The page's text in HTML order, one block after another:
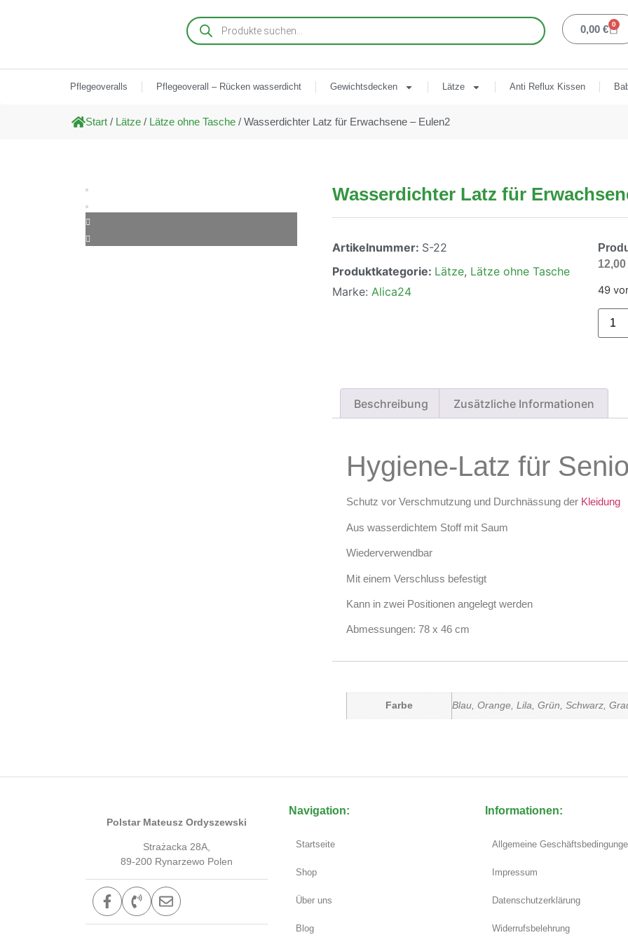
0,00 € 0
Pflegeoveralls Pflegeoverall – Rücken wasserdicht Gewichtsdecken Lätze Anti Reflux Kissen
Start / Lätze / Lätze ohne Tasche / Wasserdichter Latz für Erwachsene – Eulen2
Wasserdichter Latz für
Artikelnummer: S-22
Produktkategorie: Lätze, Lätze ohne Tasche
Marke: Alica24
12,00
49
Beschreibung Zusätzliche Informationen
Hygiene-Latz für
Schutz vor Verschmutzung und Durchnässung der Kleidung
Aus wasserdichtem Stoff mit Saum
Wiederverwendbar
Mit einem Verschluss befestigt
Kann in zwei Positionen angelegt werden
Abmessungen: 78 x 46 cm
Farbe Blau, Orange, Lila, Grün, Schwarz,
Polstar Mateusz Ordyszewski
Strażacka 28A,
89-200 Rynarzewo Polen
Navigation:
Startseite
Shop
Über uns
Blog
Informationen:
Allgemeine
Impressum
Datenschutzerklärung
Widerrufsbelehrung